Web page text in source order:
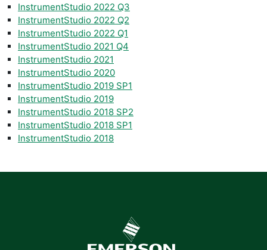
InstrumentStudio 2022 Q3
InstrumentStudio 2022 Q2
InstrumentStudio 2022 Q1
InstrumentStudio 2021 Q4
InstrumentStudio 2021
InstrumentStudio 2020
InstrumentStudio 2019 SP1
InstrumentStudio 2019
InstrumentStudio 2018 SP2
InstrumentStudio 2018 SP1
InstrumentStudio 2018